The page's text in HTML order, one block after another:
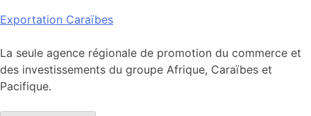
Skip
content
Exportation Caraïbes
La seule agence régionale de promotion du commerce et
des investissements du groupe Afrique, Caraïbes et
Pacifique.